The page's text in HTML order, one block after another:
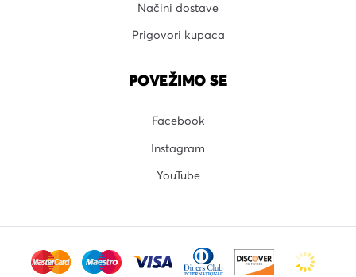
Načini dostave
Prigovori kupaca
POVEŽIMO SE
Facebook
Instagram
YouTube